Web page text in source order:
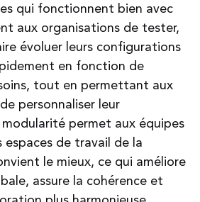
qui fonctionnent bien avec
aux organisations de tester,
évoluer leurs configurations
en fonction de
tout en permettant aux
personnaliser leur
permet aux équipes
espaces de travail de la
le mieux, ce qui améliore
assure la cohérence et